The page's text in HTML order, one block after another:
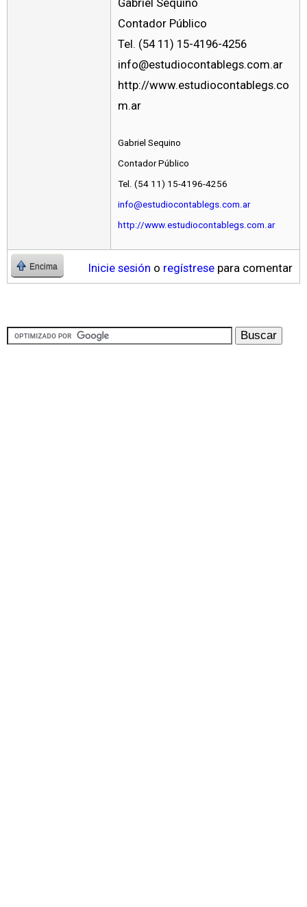
Contador Público
Tel. (54 11) 15-4196-4256
info@estudiocontablegs.com.ar
http://www.estudiocontablegs.co
m.ar
Gabriel Sequino
Contador Público
Tel. (54 11) 15-4196-4256
info@estudiocontablegs.com.ar
http://www.estudiocontablegs.com.ar
Encima Inicie sesión o regístrese para comentar